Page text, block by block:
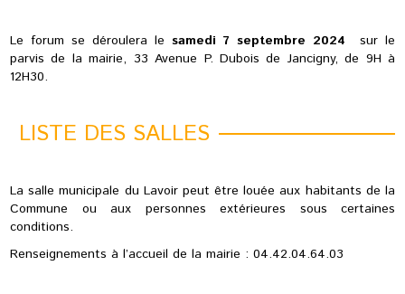
Le forum se déroulera le samedi 7 septembre 2024 sur le
parvis de la mairie, 33 Avenue P. Dubois de Jancigny, de 9H à
12H30.
LISTE DES SALLES
La salle municipale du Lavoir peut être louée aux habitants de la
Commune ou aux personnes extérieures sous certaines
conditions.
Renseignements à l’accueil de la mairie : 04.42.04.64.03